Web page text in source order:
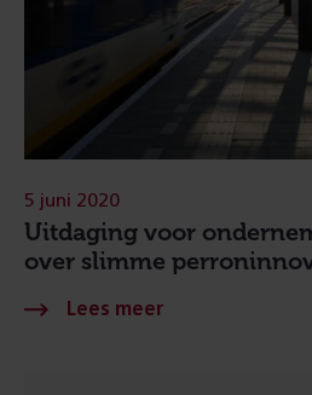
Uitdaging voor
over slimme
5 juni 2020